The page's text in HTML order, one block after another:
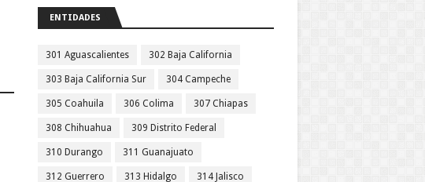
ENTIDADES
301 Aguascalientes 302 Baja California
303 Baja California Sur 304 Campeche
305 Coahuila 306 Colima 307 Chiapas
308 Chihuahua 309 Distrito Federal
310 Durango 311 Guanajuato
312 Guerrero 313 Hidalgo 314 Jalisco